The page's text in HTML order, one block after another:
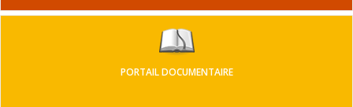
PORTAIL DOCUMENTAIRE